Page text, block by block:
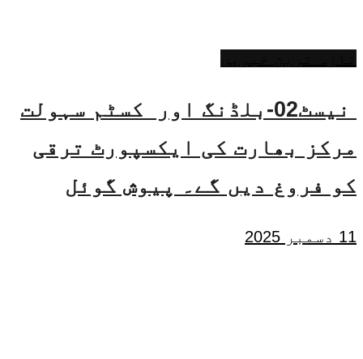
نیسٹ02-بلڈنگ اور کسٹم سہولت
مرکز بھارت کی ایکسپورٹ ترقی
کو فروغ دیں گے۔ پیوش گوئل
11 دسمبر 2025